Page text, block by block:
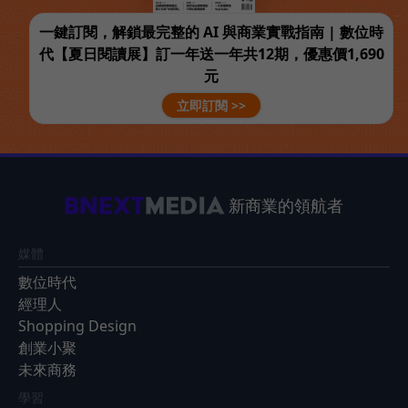
一鍵訂閱，解鎖最完整的 AI 與商業實戰指南 | 數位時
代【夏日閱讀展】訂一年送一年共12期，優惠價1,690
元
立即訂閱 >>
新商業的領航者
媒體
數位時代
經理人
Shopping Design
創業小聚
未來商務
學習